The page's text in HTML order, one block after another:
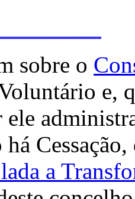
sobre o
e,
ele
a